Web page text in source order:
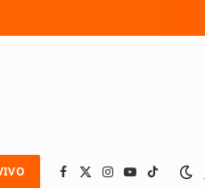
Facebook
X
Instagram
YouTube
TikTok